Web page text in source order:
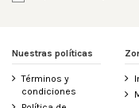
Nuestras políticas
Términos y
condiciones